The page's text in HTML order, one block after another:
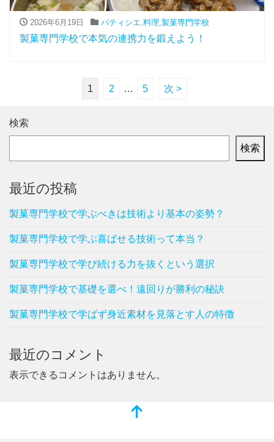
2026年6月19日 パティシエ,料理,製菓専門学校
製菓専門学校で本気の連携力を鍛えよう！
1 2 … 5 次 >
検索
検索
最近の投稿
製菓専門学校で学ぶべきは技術より基本の姿勢？
製菓専門学校で学ぶ喜ばせる技術って本当？
製菓専門学校で学び続ける力を抜くという選択
製菓専門学校で基礎を選べ！遠回りが勝利の秘訣
製菓専門学校で学ばず身近素材を見落とす人の特徴
最近のコメント
表示できるコメントはありません。